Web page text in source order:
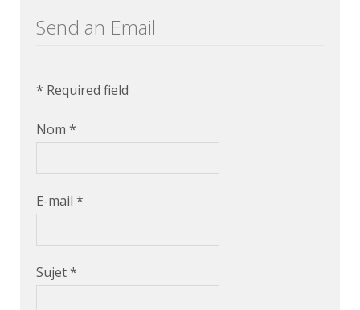
Send an Email
* Required field
Nom *
E-mail *
Sujet*